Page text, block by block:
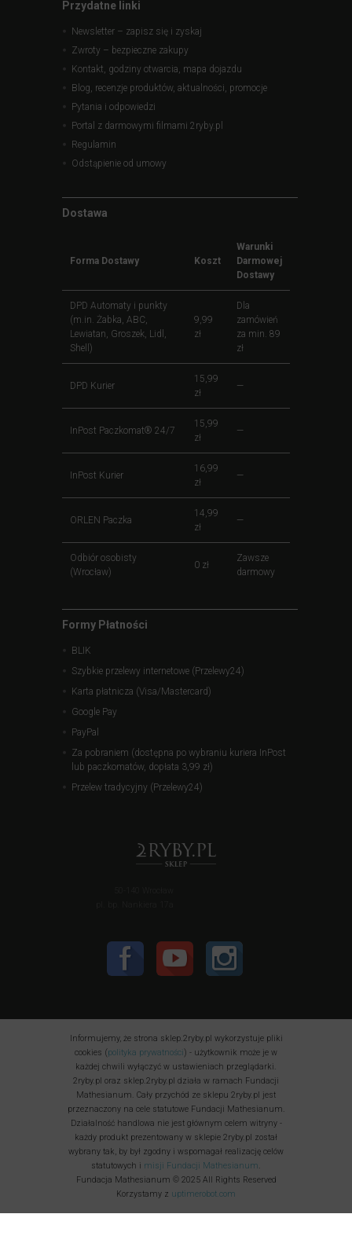
Przydatne linki
Newsletter – zapisz się i zyskaj
Zwroty – bezpieczne zakupy
Kontakt, godziny otwarcia, mapa dojazdu
Blog, recenzje produktów, aktualności, promocje
Pytania i odpowiedzi
Portal z darmowymi filmami 2ryby.pl
Regulamin
Odstąpienie od umowy
Dostawa
Forma Dostawy Koszt
Warunki
Darmowej
Dostawy
DPD Automaty i punkty
(m.in. Żabka, ABC,
Lewiatan, Groszek, Lidl,
Shell)
9,99
zł
Dla
zamówień
za min. 89
zł
DPD Kurier
15,99
zł
—
InPost Paczkomat® 24/7
15,99
zł
—
InPost Kurier
16,99
zł
—
ORLEN Paczka
14,99
zł
—
Odbiór osobisty
(Wrocław)
0 zł
Zawsze
darmowy
Formy Płatności
BLIK
Szybkie przelewy internetowe (Przelewy24)
Karta płatnicza (Visa/Mastercard)
Google Pay
PayPal
Za pobraniem (dostępna po wybraniu kuriera InPost
lub paczkomatów, dopłata 3,99 zł)
Przelew tradycyjny (Przelewy24)
Informujemy, że strona sklep.2ryby.pl wykorzystuje pliki
cookies (polityka prywatności) - użytkownik może je w
każdej chwili wyłączyć w ustawieniach przeglądarki.
2ryby.pl oraz sklep.2ryby.pl działa w ramach Fundacji
Mathesianum. Cały przychód ze sklepu 2ryby.pl jest
przeznaczony na cele statutowe Fundacji Mathesianum.
Działalność handlowa nie jest głównym celem witryny -
każdy produkt prezentowany w sklepie 2ryby.pl został
wybrany tak, by był zgodny i wspomagał realizację celów
statutowych i misji Fundacji Mathesianum.
Fundacja Mathesianum © 2025 All Rights Reserved
Korzystamy z uptimerobot.com